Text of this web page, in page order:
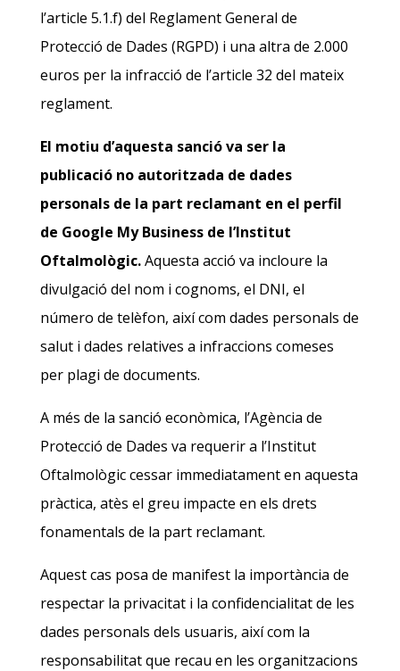
l’article 5.1.f) del Reglament General de
Protecció de Dades (RGPD) i una altra de 2.000
euros per la infracció de l’article 32 del mateix
reglament.
El motiu d’aquesta sanció va ser la
publicació no autoritzada de dades
personals de la part reclamant en el perfil
de Google My Business de l’Institut
Oftalmològic.Aquesta acció va incloure la
divulgació del nom i cognoms, el DNI, el
número de telèfon, així com dades personals de
salut i dades relatives a infraccions comeses
per plagi de documents.
A més de la sanció econòmica, l’Agència de
Protecció de Dades va requerir a l’Institut
Oftalmològic cessar immediatament en aquesta
pràctica, atès el greu impacte en els drets
fonamentals de la part reclamant.
Aquest cas posa de manifest la importància de
respectar la privacitat i la confidencialitat de les
dades personals dels usuaris, així com la
responsabilitat que recau en les organitzacions